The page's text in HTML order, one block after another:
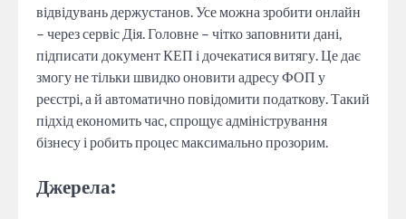
відвідувань держустанов. Усе можна зробити онлайн
– через сервіс Дія. Головне – чітко заповнити дані,
підписати документ КЕП і дочекатися витягу. Це дає
змогу не тільки швидко оновити адресу ФОП у
реєстрі, а й автоматично повідомити податкову. Такий
підхід економить час, спрощує адміністрування
бізнесу і робить процес максимально прозорим.
Джерела: